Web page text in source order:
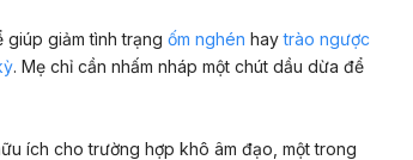
giảm tình trạng ốm nghén haytrào ngược
. Mẹ chỉ cần nhấm nháp một chút dầu dừa để
ích cho trường hợp khô âm đạo, một trong